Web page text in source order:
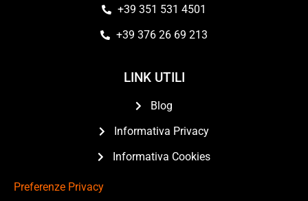
+39 351 531 4501
+39 376 26 69 213
LINK UTILI
Blog
Informativa Privacy
Informativa Cookies
Preferenze Privacy